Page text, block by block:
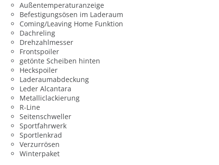
Außentemperaturanzeige
Befestigungsösen im Laderaum
Coming/Leaving Home Funktion
Dachreling
Drehzahlmesser
Frontspoiler
getönte Scheiben hinten
Heckspoiler
Laderaumabdeckung
Leder Alcantara
Metalliclackierung
R-Line
Seitenschweller
Sportfahrwerk
Sportlenkrad
Verzurrösen
Winterpaket